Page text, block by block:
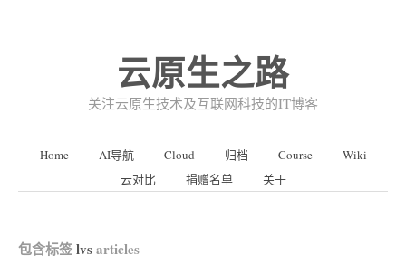
云原生之路
关注云原生技术及互联网科技的IT博客
Home AI导航 Cloud 归档 Course
Wiki
云对比
捐赠名单 关于
包含标签lvsarticles